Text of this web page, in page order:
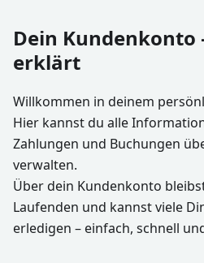
Dein Kundenkonto
erklärt
Willkommen in deinem
Hier kannst du alle
Zahlungen und Buchungen
verwalten.
Über dein Kundenkonto
Laufenden und kannst viele
erledigen – einfach, schnell